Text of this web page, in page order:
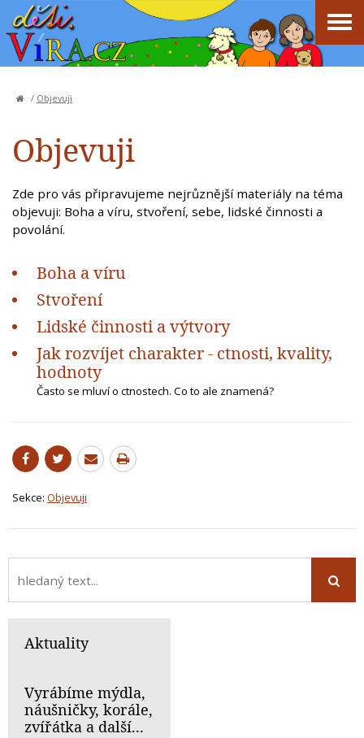
/ Objevuji
Objevuji
Zde pro vás připravujeme nejrůznější materiály na téma
objevuji: Boha a víru, stvoření, sebe, lidské činnosti a
povolání.
Boha a víru
Stvoření
Lidské činnosti a výtvory
Jak rozvíjet charakter - ctnosti, kvality,
hodnoty
Často se mluví o ctnostech. Co to ale znamená?
Sekce: Objevuji
Aktuality
Vyrábíme mýdla,
náušničky, korále,
zvířátka a další...